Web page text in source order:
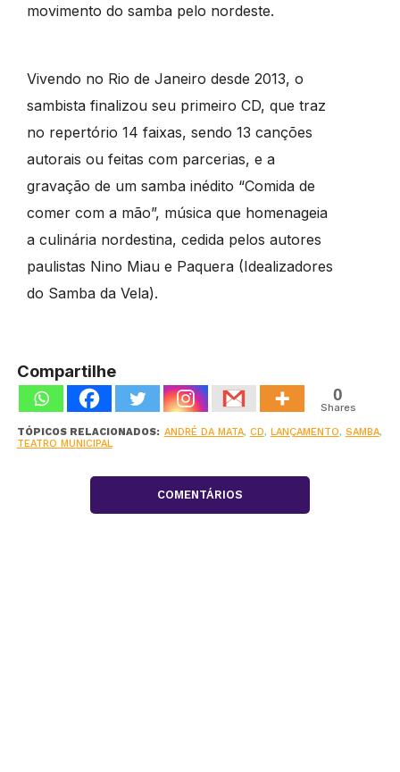
movimento do samba pelo nordeste.
Vivendo no Rio de Janeiro desde 2013, o
sambista finalizou seu primeiro CD, que traz
no repertório 14 faixas, sendo 13 canções
autorais ou feitas com parcerias, e a
gravação de um samba inédito “Comida de
comer com a mão”, música que homenageia
a culinária nordestina, cedida pelos autores
paulistas Nino Miau e Paquera (Idealizadores
do Samba da Vela).
Compartilhe
0
Shares
TÓPICOS RELACIONADOS: ANDRÉ DA MATA, CD, LANÇAMENTO, SAMBA,
TEATRO MUNICIPAL
COMENTÁRIOS